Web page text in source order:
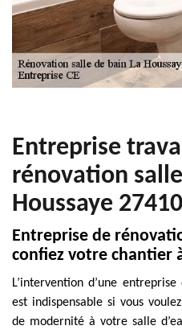
Entreprise
rénovation
Houssaye 27410
Entreprise de
confiez votre chantier
L’intervention d’une
est indispensable si vous
de modernité à votre salle